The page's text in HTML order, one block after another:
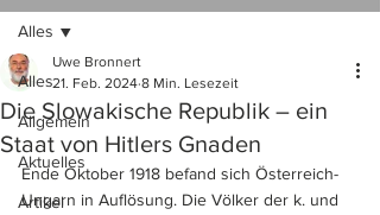
Alles
Allgemein
Aktuelles
Artikel
Alles
Die Slowakische Republik – ein
Staat von Hitlers Gnaden
Uwe Bronnert
21. Feb. 2024 8 Min. Lesezeit
Ende Oktober 1918 befand sich Österreich-
Ungarn in Auflösung. Die Völker der k. und